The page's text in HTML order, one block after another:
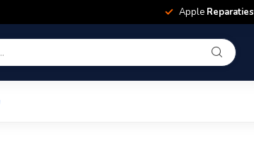
Apple Reparaties